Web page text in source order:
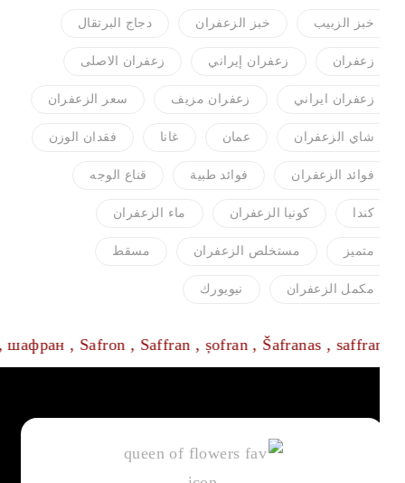
خبز الزبيب خبز الزعفران دجاج البرتقال
زعفران زعفران إيراني زعفران الاصلی
زعفران ايراني زعفران مزیف سعر الزعفران
شاي الزعفران عمان غانا فقدان الوزن
فوائد الزعفران فوائد طبية قناع الوجه
كندا كونيا الزعفران ماء الزعفران
متميز مستخلص الزعفران مسقط
مکمل الزعفران نيويورك